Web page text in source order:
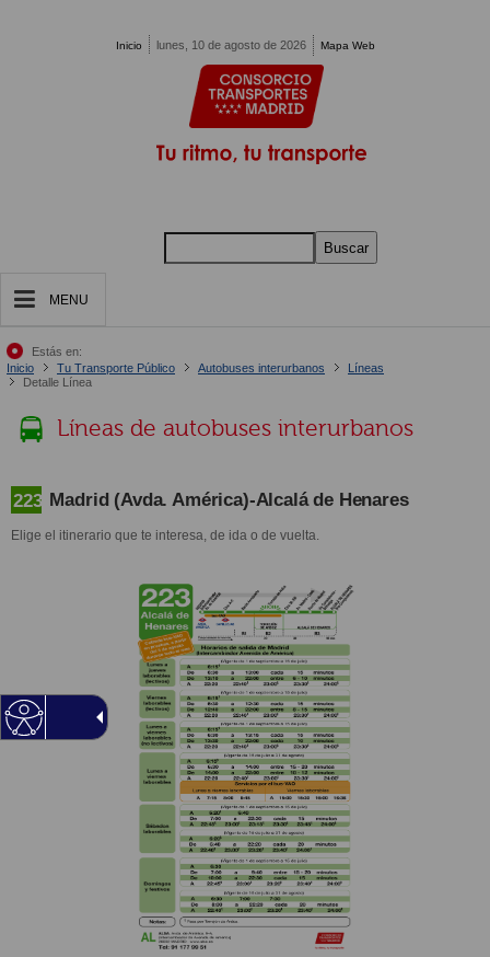
Inicio lunes, 10 de agosto de 2026 Mapa Web
Buscar
MENU
Estás en:
Inicio
Tu Transporte Público Autobuses interurbanos
Líneas
Detalle Línea
Líneas de autobuses interurbanos
223 Madrid (Avda. América)-Alcalá de Henares
Elige el itinerario que te interesa, de ida o de vuelta.